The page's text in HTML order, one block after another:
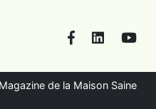
FacebookLinkedIn
de la Maison Saine